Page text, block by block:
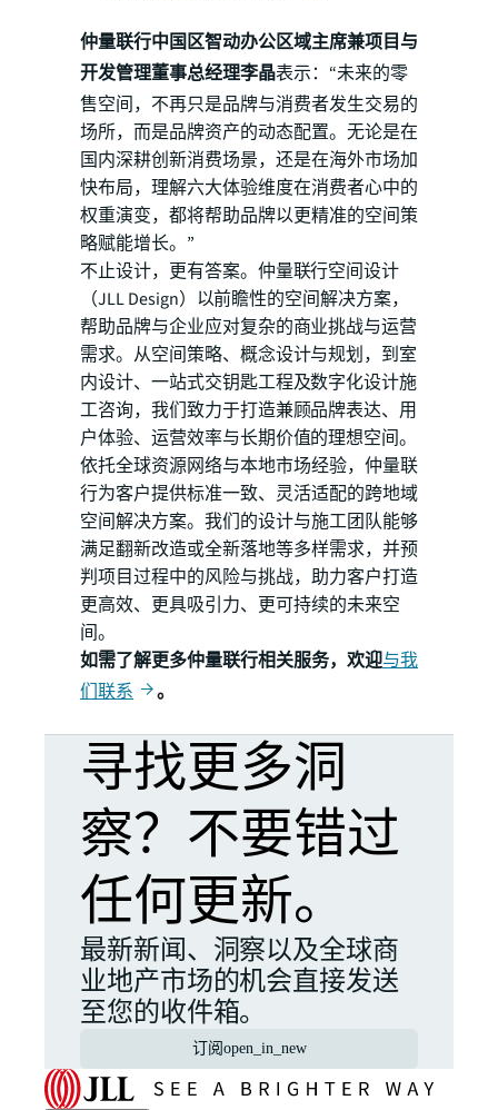
仲量联行中国区智动办公区域主席兼项目与
开发管理董事总经理李晶表示：“未来的零
售空间，不再只是品牌与消费者发生交易的
场所，而是品牌资产的动态配置。无论是在
国内深耕创新消费场景，还是在海外市场加
快布局，理解六大体验维度在消费者心中的
权重演变，都将帮助品牌以更精准的空间策
略赋能增长。”
不止设计，更有答案。仲量联行空间设计
（JLL Design）以前瞻性的空间解决方案，
帮助品牌与企业应对复杂的商业挑战与运营
需求。从空间策略、概念设计与规划，到室
内设计、一站式交钥匙工程及数字化设计施
工咨询，我们致力于打造兼顾品牌表达、用
户体验、运营效率与长期价值的理想空间。
依托全球资源网络与本地市场经验，仲量联
行为客户提供标准一致、灵活适配的跨地域
空间解决方案。我们的设计与施工团队能够
满足翻新改造或全新落地等多样需求，并预
判项目过程中的风险与挑战，助力客户打造
更高效、更具吸引力、更可持续的未来空
间。
如需了解更多仲量联行相关服务，欢迎与我
们联系
。
寻找更多洞
察？不要错过
任何更新。
最新新闻、洞察以及全球商
业地产市场的机会直接发送
至您的收件箱。
订阅 open_in_new